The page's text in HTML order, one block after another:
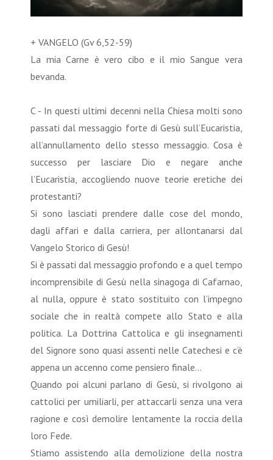
+ VANGELO (Gv 6,52-59)
La mia Carne è vero cibo e il mio Sangue vera
bevanda.
C - In questi ultimi decenni nella Chiesa molti sono
passati dal messaggio forte di Gesù sull’Eucaristia,
all’annullamento dello stesso messaggio. Cosa è
successo per lasciare Dio e negare anche
l’Eucaristia, accogliendo nuove teorie eretiche dei
protestanti?
Si sono lasciati prendere dalle cose del mondo,
dagli affari e dalla carriera, per allontanarsi dal
Vangelo Storico di Gesù!
Si è passati dal messaggio profondo e a quel tempo
incomprensibile di Gesù nella sinagoga di Cafarnao,
al nulla, oppure è stato sostituito con l’impegno
sociale che in realtà compete allo Stato e alla
politica. La Dottrina Cattolica e gli insegnamenti
del Signore sono quasi assenti nelle Catechesi e c’è
appena un accenno come pensiero finale…
Quando poi alcuni parlano di Gesù, si rivolgono ai
cattolici per umiliarli, per attaccarli senza una vera
ragione e così demolire lentamente la roccia della
loro Fede.
Stiamo assistendo alla demolizione della nostra